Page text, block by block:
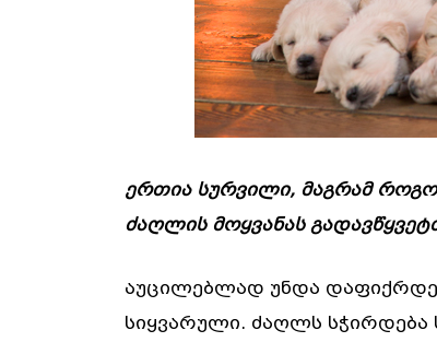
ერთია სურვილი, მაგრამ
ძაღლის მოყვანას
აუცილებლად უნდა
სიყვარული. ძაღლს სჭირდება